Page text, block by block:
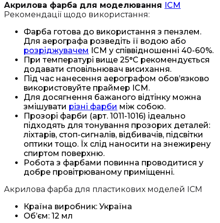
Акрилова фарба для моделювання ICM
Рекомендації щодо використання:
Фарба готова до використання з пензлем.
Для аерографа розведіть її водою або
розріджувачем ICM у співвідношенні 40-60%.
При температурі вище 25°C рекомендується
додавати сповільнювач висихання.
Під час нанесення аерографом обов’язково
використовуйте праймер ICM.
Для досягнення бажаного відтінку можна
змішувати різні фарби між собою.
Прозорі фарби (арт. 1011-1016) ідеально
підходять для тонування прозорих деталей:
ліхтарів, стоп-сигналів, відбивачів, підсвітки
оптики тощо. Їх слід наносити на знежирену
спиртом поверхню.
Робота з фарбами повинна проводитися у
добре провітрюваному приміщенні.
Акрилова фарба для пластикових моделей ICM
Країна виробник: Україна
Об’єм: 12 мл